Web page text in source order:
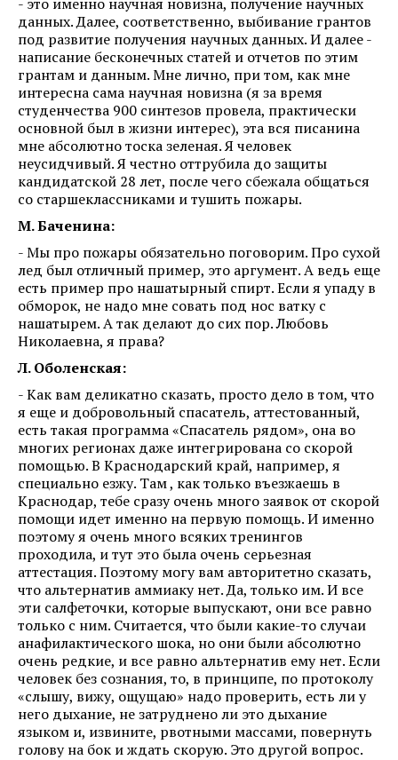
данных. Далее, соответственно, выбивание грантов
под развитие получения научных данных. И далее -
написание бесконечных статей и отчетов по этим
грантам и данным. Мне лично, при том, как мне
интересна сама научная новизна (я за время
студенчества 900 синтезов провела, практически
основной был в жизни интерес), эта вся писанина
мне абсолютно тоска зеленая. Я человек
неусидчивый. Я честно оттрубила до защиты
кандидатской 28 лет, после чего сбежала общаться
со старшеклассниками и тушить пожары.
М. Баченина:
- Мы про пожары обязательно поговорим. Про сухой
лед был отличный пример, это аргумент. А ведь еще
есть пример про нашатырный спирт. Если я упаду в
обморок, не надо мне совать под нос ватку с
нашатырем. А так делают до сих пор. Любовь
Николаевна, я права?
Л. Оболенская:
- Как вам деликатно сказать, просто дело в том, что
я еще и добровольный спасатель, аттестованный,
есть такая программа «Спасатель рядом», она во
многих регионах даже интегрирована со скорой
помощью. В Краснодарский край, например, я
специально езжу. Там , как только въезжаешь в
Краснодар, тебе сразу очень много заявок от скорой
помощи идет именно на первую помощь. И именно
поэтому я очень много всяких тренингов
проходила, и тут это была очень серьезная
аттестация. Поэтому могу вам авторитетно сказать,
что альтернатив аммиаку нет. Да, только им. И все
эти салфеточки, которые выпускают, они все равно
только с ним. Считается, что были какие-то случаи
анафилактического шока, но они были абсолютно
очень редкие, и все равно альтернатив ему нет. Если
человек без сознания, то, в принципе, по протоколу
«слышу, вижу, ощущаю» надо проверить, есть ли у
него дыхание, не затруднено ли это дыхание
языком и, извините, рвотными массами, повернуть
голову на бок и ждать скорую. Это другой вопрос.